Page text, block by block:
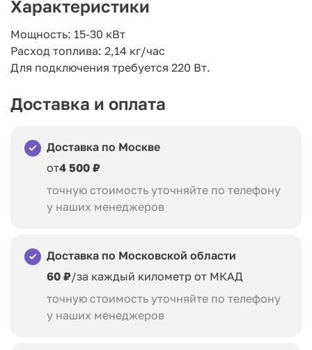
Характеристики
Мощность: 15-30 кВт
Расход топлива: 2,14 кг/час
Для подключения требуется 220 Вт.
Доставка и оплата
Доставка по Москве
от4 500 ₽
точную стоимость уточняйте по телефону
у наших менеджеров
Доставка по Московской области
60 ₽/за каждый километр от МКАД
точную стоимость уточняйте по телефону
у наших менеджеров